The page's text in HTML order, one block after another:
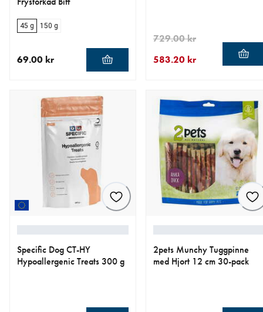
45 g 150 g
69.00 kr 583.20 kr
729.00 kr
Specific Dog CT-HY
Hypoallergenic Treats 300 g
2pets Munchy Tuggpinne
med Hjort 12 cm 30-pack